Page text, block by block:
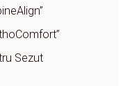
Sezut